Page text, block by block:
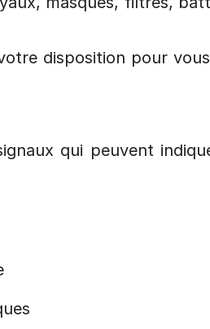
disposition pour
qui peuvent